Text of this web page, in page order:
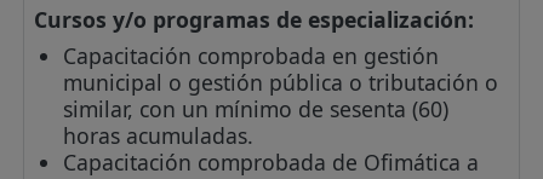
Cursos y/o programas de especialización:
Capacitación comprobada en gestión
municipal o gestión pública o tributación o
similar, con un mínimo de sesenta (60)
horas acumuladas.
Capacitación comprobada de Ofimática a